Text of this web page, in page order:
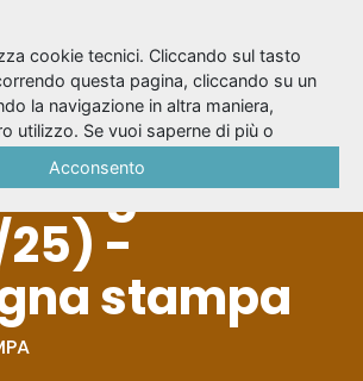
Carson, la
degli oceani
-
stampa
cookie tecnici. Cliccando sul tasto
questa pagina, cliccando su un
la navigazione in altra maniera,
utilizzo. Se vuoi saperne di più o
Acconsento